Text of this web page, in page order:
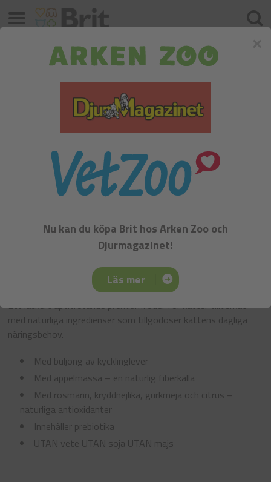
Brit Premium by Nature Cat Adult
Ett läckert aptitretande premiumfoder för katter tillverkat
med naturliga ingredienser som tillgodoser kattens dagliga
näringsbehov.
Med buljong av kycklinglever
Med äppelmassa – en naturlig fiberkälla
Med rosmarin, kryddnejlika, gurkmeja och citrus –
naturliga antioxidanter
Innehåller prebiotika
UTAN vete UTAN soja UTAN majs
Sök
Meny
Nu kan du köpa Brit hos Arken Zoo och
Djurmagazinet!
Läs mer